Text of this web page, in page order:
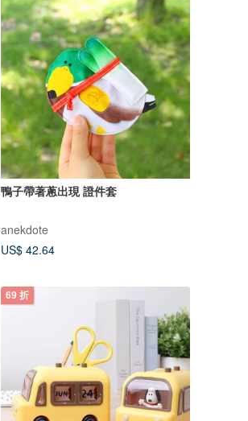
鴨子帶著蔥出現 證件套
anekdote
US$ 42.64
69 折